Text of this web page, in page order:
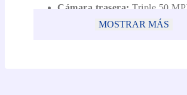
Cámara trasera: Triple 50
MPX + 8 MPXMOSTRAR MÁS